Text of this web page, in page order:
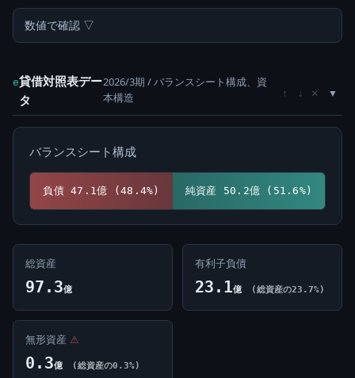
数値で確認 ▽
e貸借対照表デー
タ
2026/3期 / バランスシート構成、資
本構造
↑ ↓ ×
バランスシート構成
負債 47.1億 (48.4%) 純資産 50.2億 (51.6%)
総資産
97.3億
有利子負債
23.1億 (総資産の23.7%)
無形資産 ⚠
0.3億 (総資産の0.3%)